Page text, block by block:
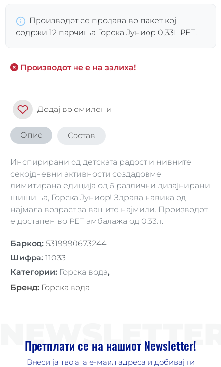
Производот се продава во пакет кој
содржи 12 парчиња Горска Јуниор 0,33L PET.
Производот не е на залиха!
Додај во омилени
Опис Состав
Инспирирани од детската радост и нивните
секојдневни активности создадовме
лимитирана едиција од 6 различни дизајнирани
шишиња, Горска Јуниор! Здрава навика од
најмала возраст за вашите најмили. Производот
е достапен во PET амбалажа од 0.33л.
Баркод: 5319990673244
Шифра: 11033
Категории: Горска вода,
Бренд: Горска вода
Претплати се на нашиот Newsletter!
Внеси ја твојата е-маил адреса и добивај ги